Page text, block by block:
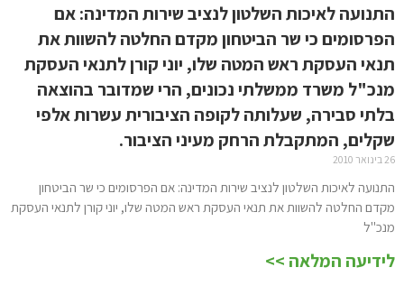
התנועה לאיכות השלטון לנציב שירות המדינה: אם
הפרסומים כי שר הביטחון מקדם החלטה להשוות את
תנאי העסקת ראש המטה שלו, יוני קורן לתנאי העסקת
מנכ"ל משרד ממשלתי נכונים, הרי שמדובר בהוצאה
בלתי סבירה, שעלותה לקופה הציבורית עשרות אלפי
שקלים, המתקבלת הרחק מעיני הציבור.
26 בינואר 2010
התנועה לאיכות השלטון לנציב שירות המדינה: אם הפרסומים כי שר הביטחון
מקדם החלטה להשוות את תנאי העסקת ראש המטה שלו, יוני קורן לתנאי העסקת
מנכ"ל
לידיעה המלאה >>